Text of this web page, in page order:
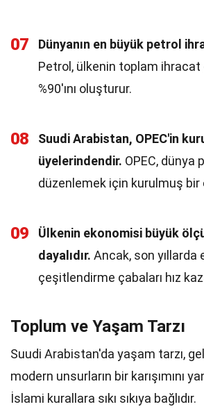
07
Dünyanın en büyük petrol
Petrol, ülkenin toplam ihracat
%90'ını oluşturur.
08
Suudi Arabistan, OPEC'in
üyelerindendir. OPEC, dünya
düzenlemek için kurulmuş bir
09
Ülkenin ekonomisi büyük
dayalıdır. Ancak, son yıllarda
çeşitlendirme çabaları hız
Toplum ve Yaşam Tarzı
Suudi Arabistan'da yaşam tarzı,
modern unsurların bir karışımını
İslami kurallara sıkı sıkıya bağlıdır.